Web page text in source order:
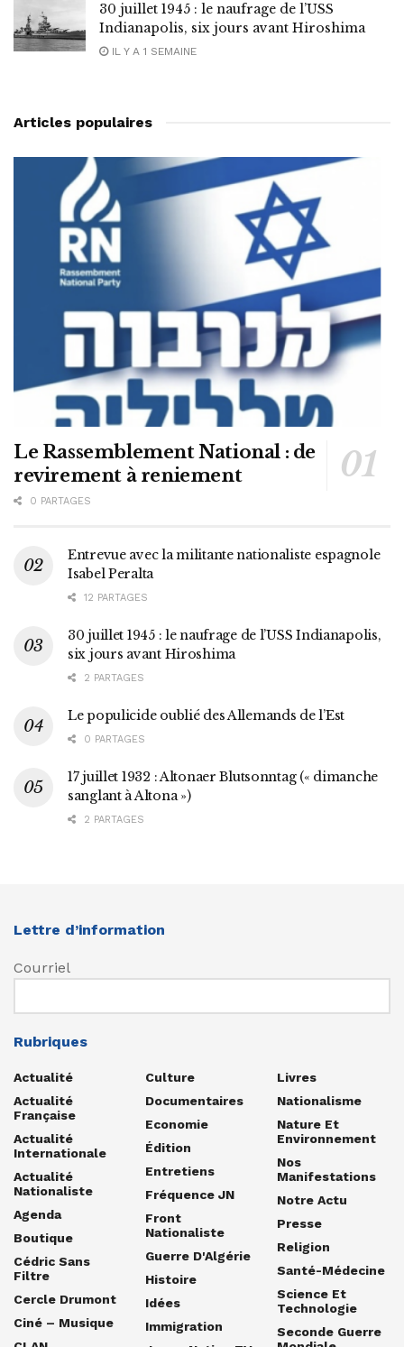
30 juillet 1945 : le naufrage de l’USS
Indianapolis, six jours avant Hiroshima
IL Y A 1 SEMAINE
Articles populaires
Le Rassemblement National : de
revirement à reniement
0 PARTAGES
Entrevue avec la militante nationaliste espagnole
Isabel Peralta
12 PARTAGES
30 juillet 1945 : le naufrage de l’USS Indianapolis,
six jours avant Hiroshima
2 PARTAGES
Le populicide oublié des Allemands de l’Est
0 PARTAGES
17 juillet 1932 : Altonaer Blutsonntag (« dimanche
sanglant à Altona »)
2 PARTAGES
Lettre d’information
Courriel
Rubriques
Actualité
Actualité
Française
Actualité
Internationale
Actualité
Nationaliste
Agenda
Boutique
Cédric Sans
Filtre
Cercle Drumont
Ciné – Musique
Culture
Documentaires
Economie
Édition
Entretiens
Fréquence JN
Front
Nationaliste
Guerre D'Algérie
Histoire
Idées
Immigration
Livres
Nationalisme
Nature Et
Environnement
Nos
Manifestations
Notre Actu
Presse
Religion
Santé-Médecine
Science Et
Technologie
Seconde Guerre